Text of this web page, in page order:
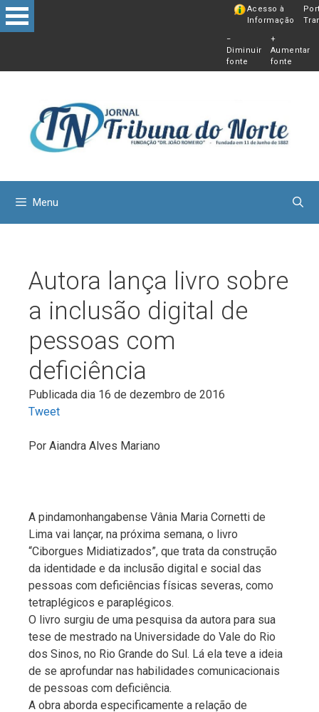
Pular
para
Acesso à
Informação
−
Diminuir
fonte
+
Aumentar
fonte
Menu
Autora lança livro sobre
a inclusão digital de
pessoas com
deficiência
Publicada dia 16 de dezembro de 2016
Tweet
Por Aiandra Alves Mariano
A pindamonhangabense Vânia Maria Cornetti de
Lima vai lançar, na próxima semana, o livro
“Ciborgues Midiatizados”, que trata da construção
da identidade e da inclusão digital e social das
pessoas com deficiências físicas severas, como
tetraplégicos e paraplégicos.
O livro surgiu de uma pesquisa da autora para sua
tese de mestrado na Universidade do Vale do Rio
dos Sinos, no Rio Grande do Sul. Lá ela teve a ideia
de se aprofundar nas habilidades comunicacionais
de pessoas com deficiência.
A obra aborda especificamente a relação de